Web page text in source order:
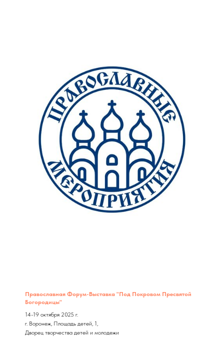
Православная Форум-Выставка "Под Покровом Пресвятой
Богородицы"
14-19 октября 2025 г.
г. Воронеж, Площадь детей, 1,
Дворец творчества детей и молодежи